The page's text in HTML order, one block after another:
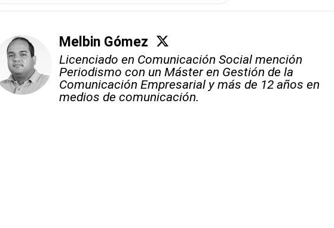
Melbin Gómez
Licenciado en Comunicación Social mención
Periodismo con un Máster en Gestión de la
Comunicación Empresarial y más de 12 años en
medios de comunicación.